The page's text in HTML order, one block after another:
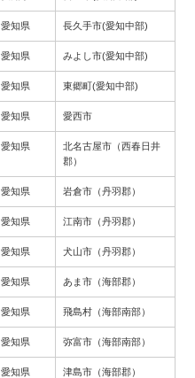
愛知県 長久手市(愛知中部)
愛知県 みよし市(愛知中部)
愛知県 東郷町(愛知中部)
愛知県 愛西市
愛知県
北名古屋市（西春日井
郡）
愛知県 岩倉市（丹羽郡）
愛知県 江南市（丹羽郡）
愛知県 犬山市（丹羽郡）
愛知県 あま市（海部郡）
愛知県 飛島村（海部南部）
愛知県 弥富市（海部南部）
愛知県 津島市（海部郡）